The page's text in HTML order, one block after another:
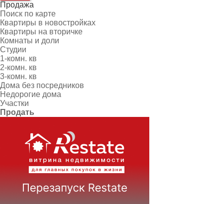
Продажа
Поиск по карте
Квартиры в новостройках
Квартиры на вторичке
Комнаты и доли
Студии
1-комн. кв
2-комн. кв
3-комн. кв
Дома без посредников
Недорогие дома
Участки
Продать